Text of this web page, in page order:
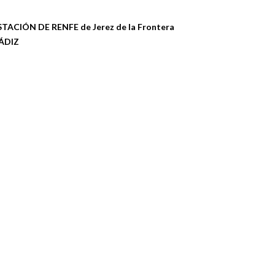
DE RENFE de Jerez de la Frontera